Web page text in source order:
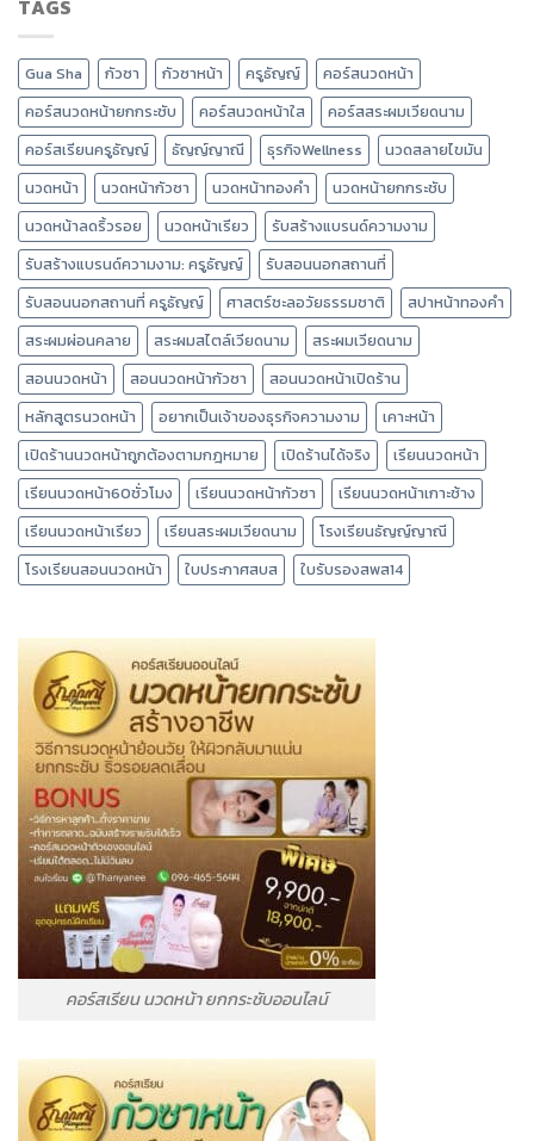
TAGS
Gua Sha กัวซา กัวซาหน้า ครูธัญญ์
คอร์สนวดหน้า
คอร์สนวดหน้ายกกระชับ
คอร์สนวดหน้าใส
คอร์สสระผมเวียดนาม
คอร์สเรียนครูธัญญ์
ธัญญ์ญาณี ธุรกิจWellness
นวดสลายไขมัน
นวดหน้า
นวดหน้ากัวซา นวดหน้าทองคำ
นวดหน้ายกกระชับ
นวดหน้าลดริ้วรอย
นวดหน้าเรียว
รับสร้างแบรนด์ความงาม
รับสร้างแบรนด์ความงาม: ครูธัญญ์
รับสอนนอกสถานที่
รับสอนนอกสถานที่ ครูธัญญ์
ศาสตร์ชะลอวัยธรรมชาติ
สปาหน้าทองคำ
สระผมผ่อนคลาย
สระผมสไตล์เวียดนาม
สระผมเวียดนาม
สอนนวดหน้า
สอนนวดหน้ากัวซา
สอนนวดหน้าเปิดร้าน
หลักสูตรนวดหน้า
อยากเป็นเจ้าของธุรกิจความงาม
เคาะหน้า
เปิดร้านนวดหน้าถูกต้องตามกฎหมาย
เปิดร้านได้จริง
เรียนนวดหน้า
เรียนนวดหน้า60ชั่วโมง
เรียนนวดหน้ากัวซา
เรียนนวดหน้าเกาะช้าง
เรียนนวดหน้าเรียว
เรียนสระผมเวียดนาม
โรงเรียนธัญญ์ญาณี
โรงเรียนสอนนวดหน้า
ใบประกาศสบส ใบรับรองสพส14
คอร์สเรียน นวดหน้า ยกกระชับออนไลน์